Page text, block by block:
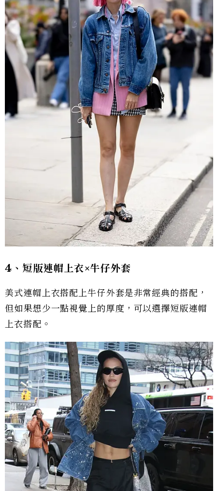
4、短版連帽上衣×牛仔外套
美式連帽上衣搭配上牛仔外套是非常經典的搭配，
但如果想少一點視覺上的厚度，可以選擇短版連帽
上衣搭配。